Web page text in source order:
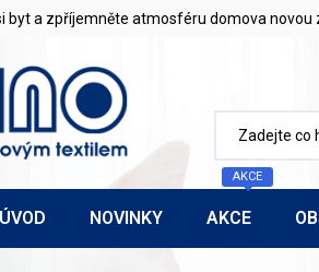
byt a zpříjemněte atmosféru domova novou
ÚVOD NOVINKY AKCE
AKCE